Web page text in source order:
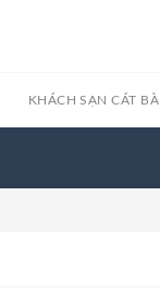
KHÁCH SẠN CÁT BÀ